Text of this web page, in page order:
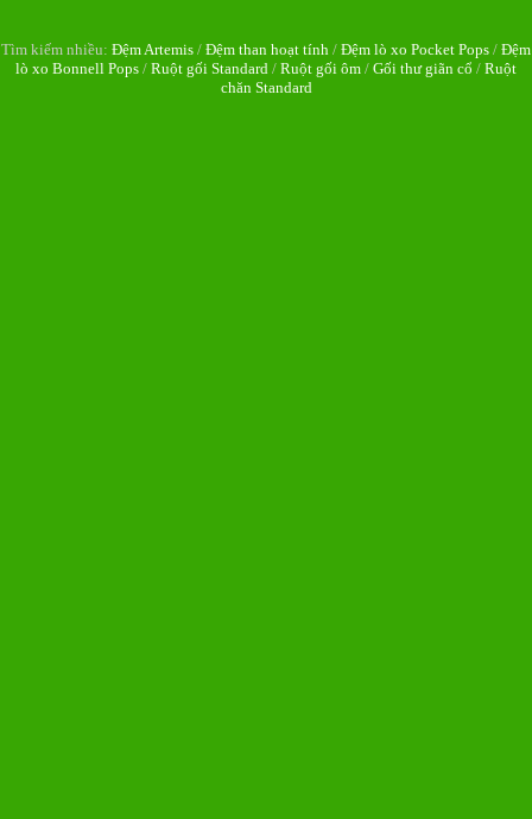
Tìm kiếm nhiều: Đệm Artemis / Đệm than hoạt tính / Đệm lò xo Pocket Pops / Đệm
lò xo Bonnell Pops / Ruột gối Standard / Ruột gối ôm / Gối thư giãn cổ / Ruột
chăn Standard